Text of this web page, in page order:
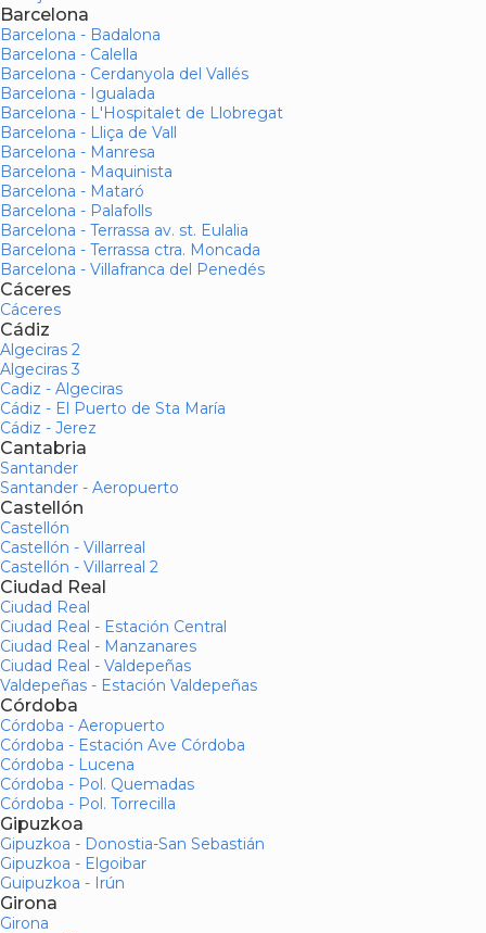
Barcelona
Barcelona - Badalona
Barcelona - Calella
Barcelona - Cerdanyola del Vallés
Barcelona - Igualada
Barcelona - L'Hospitalet de Llobregat
Barcelona - Lliça de Vall
Barcelona - Manresa
Barcelona - Maquinista
Barcelona - Mataró
Barcelona - Palafolls
Barcelona - Terrassa av. st. Eulalia
Barcelona - Terrassa ctra. Moncada
Barcelona - Villafranca del Penedés
Cáceres
Cáceres
Cádiz
Algeciras 2
Algeciras 3
Cadiz - Algeciras
Cádiz - El Puerto de Sta María
Cádiz - Jerez
Cantabria
Santander
Santander - Aeropuerto
Castellón
Castellón
Castellón - Villarreal
Castellón - Villarreal 2
Ciudad Real
Ciudad Real
Ciudad Real - Estación Central
Ciudad Real - Manzanares
Ciudad Real - Valdepeñas
Valdepeñas - Estación Valdepeñas
Córdoba
Córdoba - Aeropuerto
Córdoba - Estación Ave Córdoba
Córdoba - Lucena
Córdoba - Pol. Quemadas
Córdoba - Pol. Torrecilla
Gipuzkoa
Gipuzkoa - Donostia-San Sebastián
Gipuzkoa - Elgoibar
Guipuzkoa - Irún
Girona
Girona